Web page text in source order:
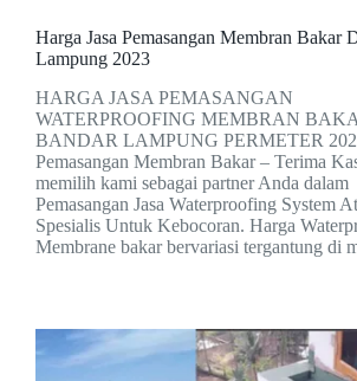
Harga Jasa Pemasangan Membran Bakar
Lampung 2023
HARGA JASA PEMASANGAN
WATERPROOFING MEMBRAN
BANDAR LAMPUNG PERMETER
Pemasangan Membran Bakar – Terima
memilih kami sebagai partner Anda dalam
Pemasangan Jasa Waterproofing System
Spesialis Untuk Kebocoran. Harga
Membrane bakar bervariasi tergantung di